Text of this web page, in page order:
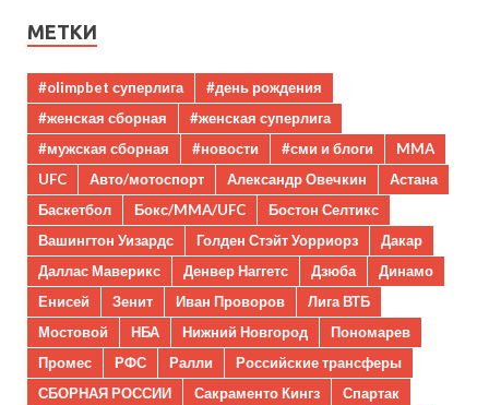
МЕТКИ
#olimpbet суперлига
#день рождения
#женская сборная
#женская суперлига
#мужская сборная
#новости #сми и блоги
MMA
UFC
Авто/мотоспорт Александр Овечкин
Астана
Баскетбол
Бокс/MMA/UFC
Бостон Селтикс
Вашингтон Уизардс
Голден Стэйт Уорриорз
Дакар
Даллас Маверикс
Денвер Наггетс Дзюба
Динамо
Енисей
Зенит Иван Проворов
Лига ВТБ
Мостовой
НБА Нижний Новгород
Пономарев
Промес
РФС Ралли
Российские трансферы
СБОРНАЯ РОССИИ
Сакраменто Кингз
Спартак